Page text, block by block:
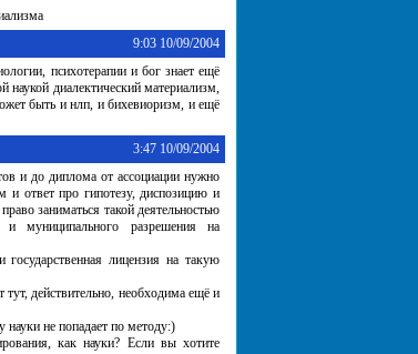
9:03 10/09/2004
психотерапии и бог знает ещё
наукой диалектический материализм,
быть и нлп, и бихевиоризм, и ещё
3:47 10/09/2004
и до диплома от ассоциации нужно
и ответ про гипотезу, диспозицию и
заниматься такой деятельностью
и муниципального разрешения на
государственная лицензия на такую
действительно, необходима ещё и
науки не попадает по методу:)
как науки? Если вы хотите